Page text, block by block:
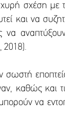
σχέση
και να
2018).
σωστή
καθώς
να